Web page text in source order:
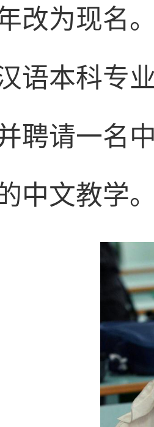
改为现名
语本科专
聘请一名
中文教学